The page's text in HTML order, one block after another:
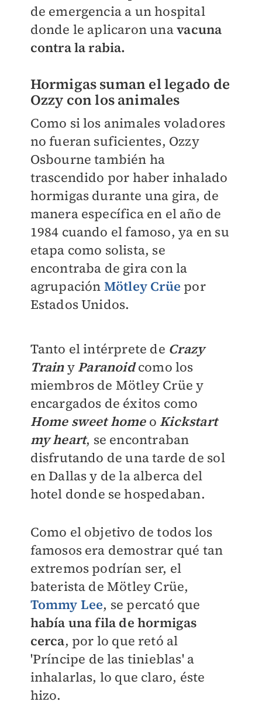
de emergencia a un hospital
donde le aplicaron unavacuna
contra la rabia.
Hormigas suman el legado de
Ozzy con los animales
Como si los animales voladores
no fueran suficientes, Ozzy
Osbourne también ha
trascendido por haber inhalado
hormigas durante una gira, de
manera específica en el año de
1984 cuando el famoso, ya en su
etapa como solista, se
encontraba de gira con la
agrupación Mötley Crüe por
Estados Unidos.
Tanto el intérprete de Crazy
Trainy Paranoidcomo los
miembros de Mötley Crüe y
encargados de éxitos como
Home sweet homeo Kickstart
my heart, se encontraban
disfrutando de una tarde de sol
en Dallas y de la alberca del
hotel donde se hospedaban.
Como el objetivo de todos los
famosos era demostrar qué tan
extremos podrían ser, el
baterista de Mötley Crüe,
Tommy Lee, se percató que
había una fila de hormigas
cerca, por lo que retó al
'Príncipe de las tinieblas' a
inhalarlas, lo que claro, éste
hizo.